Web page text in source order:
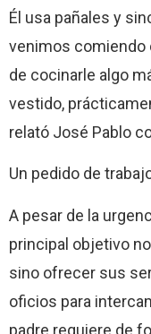
Él usa pañales y
venimos comiendo
de cocinarle algo
vestido,
relató José Pablo
Un pedido de
A pesar de la
principal objetivo
sino ofrecer sus
oficios para
padre requiere de